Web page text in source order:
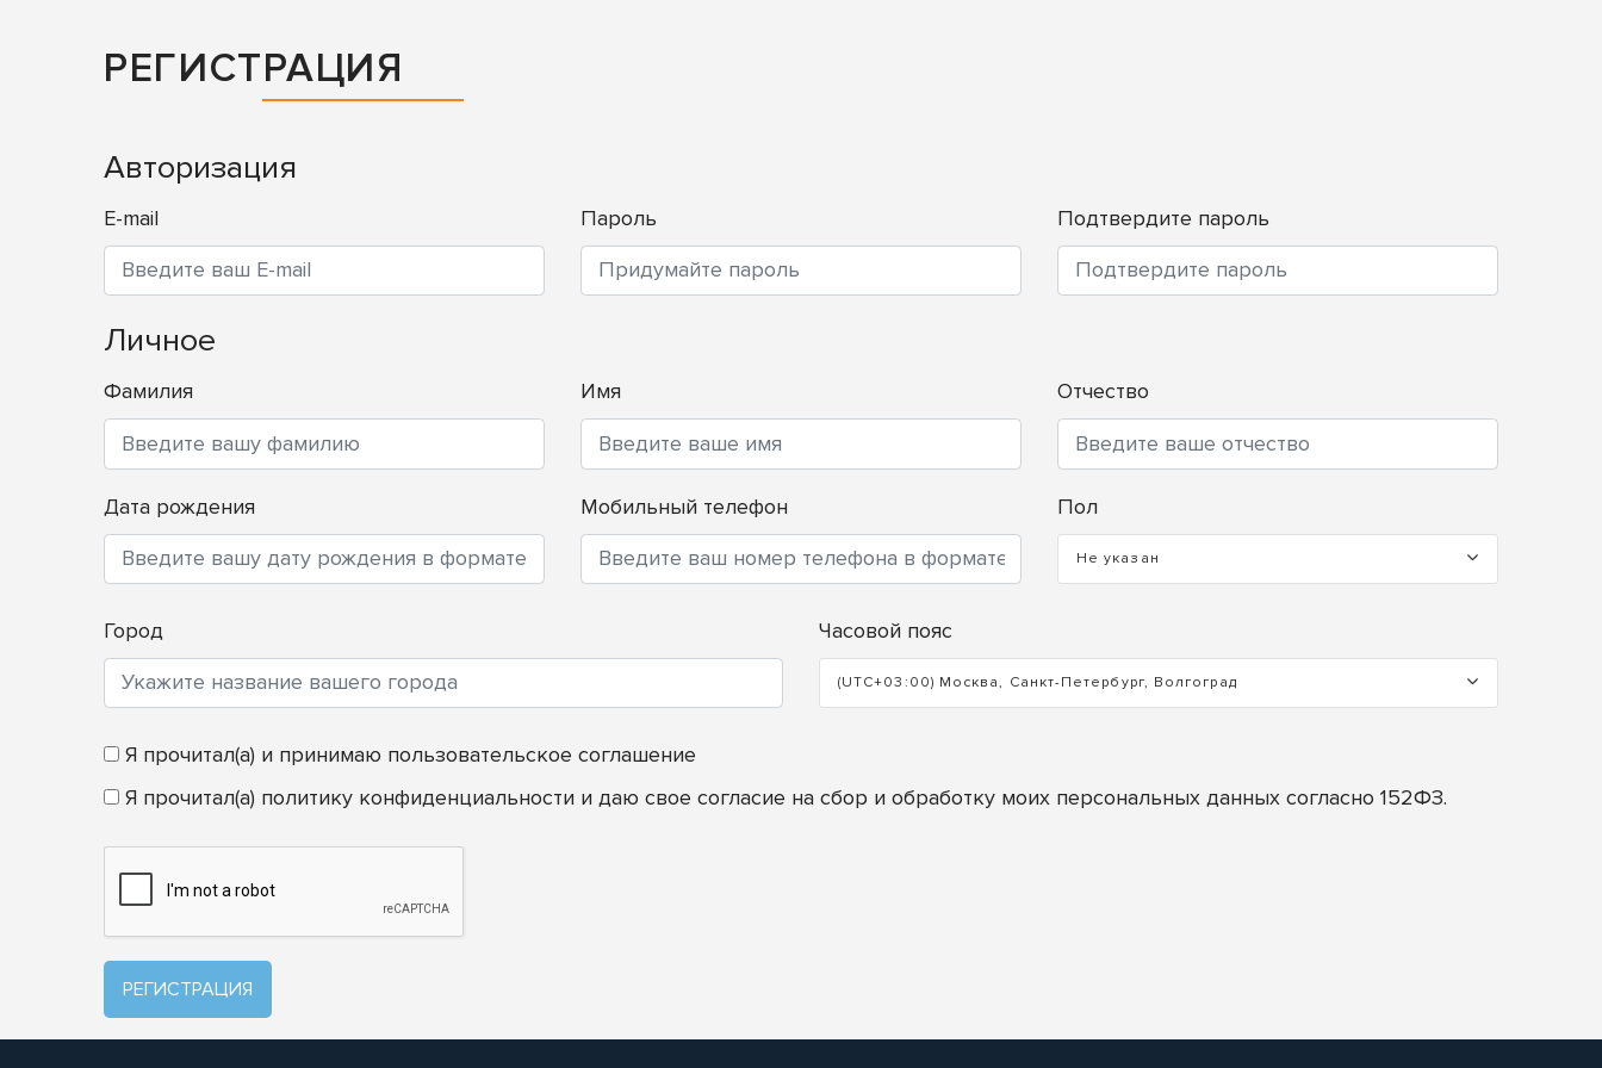
РЕГИСТРАЦИЯ
Авторизация
E-mail Пароль Подтвердите пароль
Личное
Фамилия Имя Отчество
Дата рождения Мобильный телефон Пол
Не указан
Город Часовой пояс
(UTC+03:00) Москва, Санкт-Петербург, Волгоград
Я прочитал(а) и принимаю пользовательское соглашение
Я прочитал(а) политику конфиденциальности и даю свое согласие на сбор и обработку моих персональных данных согласно 152ФЗ.
РЕГИСТРАЦИЯ